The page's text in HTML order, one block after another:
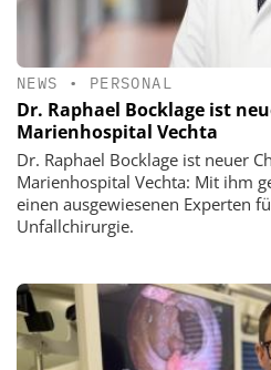
NEWS • PERSONAL
Dr. Raphael Bocklage ist
Marienhospital Vechta
Dr. Raphael Bocklage ist neuer
Marienhospital Vechta: Mit ihm
einen ausgewiesenen Experten
Unfallchirurgie.